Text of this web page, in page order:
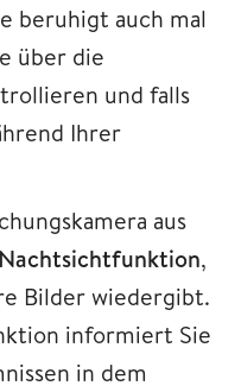
beruhigt auch mal
über die
und falls
Ihrer
aus
Nachtsichtfunktion,
Bilder wiedergibt.
informiert Sie
in dem